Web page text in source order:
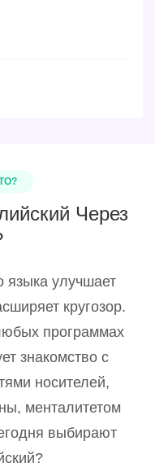
Через
языка улучшает
кругозор.
программах
знакомство с
носителей,
менталитетом
выбирают